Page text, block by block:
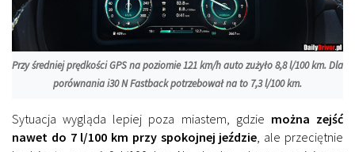
Przy średniej prędkości GPS na poziomie 121 km/h auto zużyło 8,8 l/100 km. Dla
porównania i30 N Fastback potrzebował na to 7,3 l/100 km.
Sytuacja wygląda lepiej poza miastem, gdzie można zejść
nawet do 7 l/100 km przy spokojnej jeździe , ale przeciętnie